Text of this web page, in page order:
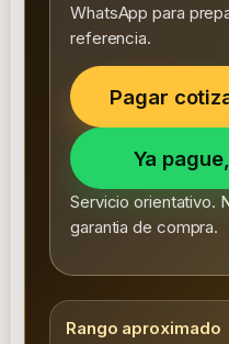
WhatsApp para
referencia.
Pagar
Ya
Servicio orientativo.
garantia de compra.
Rango aproximado